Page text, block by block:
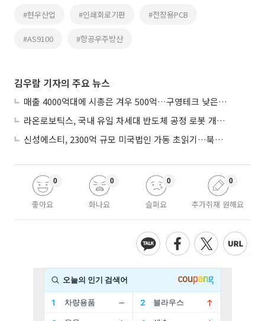
#현우산업 #인쇄회로기판 #전장용PCB
#AS9100 #항공우주방산
김우람 기자의 주요 뉴스
매출 4000억대에 시총은 겨우 500억…구영테크 낮은 몸값에 저가 승계 마무리
라온로보틱스, 국내 유일 차세대 반도체 공정 로봇 개발 ‘고객사 테스트 진행’
신성에스티, 2300억 규모 미국법인 가동 초읽기…북미 ESS 공략 본격화
좋아요
0
화나요
0
슬퍼요
0
추가취재 원해요
0